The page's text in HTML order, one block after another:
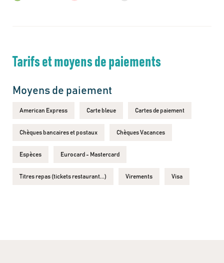
Tarifs et moyens de paiements
Moyens de paiement
American Express Carte bleue Cartes de paiement
Chèques bancaires et postaux Chèques Vacances
Espèces Eurocard - Mastercard
Titres repas (tickets restaurant...) Virements Visa